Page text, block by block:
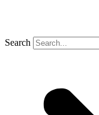
Search